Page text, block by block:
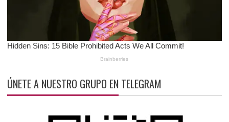
ÚNETE A NUESTRO GRUPO EN TELEGRAM